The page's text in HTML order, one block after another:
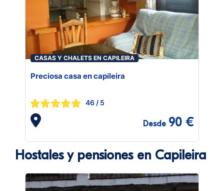
CASAS Y CHALETS EN CAPILEIRA
Preciosa casa en capileira
46 / 5
Desde 90 €
Hostales y pensiones en Capileira